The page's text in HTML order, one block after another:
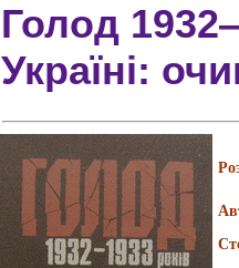
Голод
Україні: